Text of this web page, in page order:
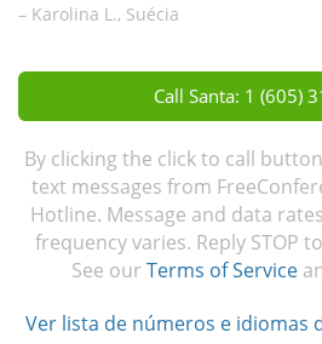
– Karolina L., Suécia
Call Santa: 1 (605)
By clicking the click to call
text messages from
Hotline. Message and data
frequency varies. Reply STOP
See our Terms of Service
Ver lista de números e idiomas